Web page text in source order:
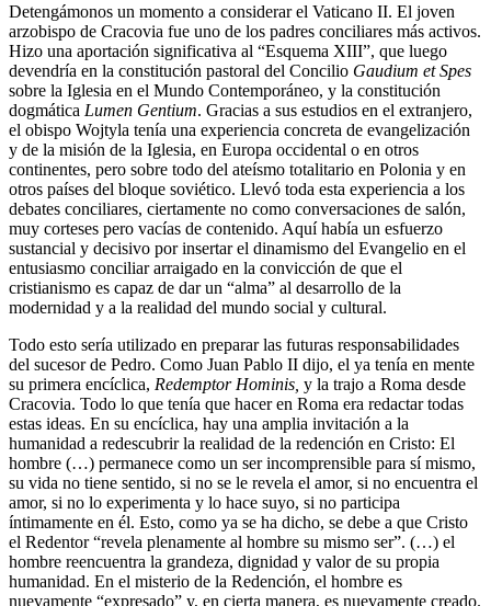
Detengámonos un momento a considerar el Vaticano II. El joven
arzobispo de Cracovia fue uno de los padres conciliares más activos.
Hizo una aportación significativa al “Esquema XIII”, que luego
devendría en la constitución pastoral del Concilio Gaudium et Spes
sobre la Iglesia en el Mundo Contemporáneo, y la constitución
dogmática Lumen Gentium. Gracias a sus estudios en el extranjero,
el obispo Wojtyla tenía una experiencia concreta de evangelización
y de la misión de la Iglesia, en Europa occidental o en otros
continentes, pero sobre todo del ateísmo totalitario en Polonia y en
otros países del bloque soviético. Llevó toda esta experiencia a los
debates conciliares, ciertamente no como conversaciones de salón,
muy corteses pero vacías de contenido. Aquí había un esfuerzo
sustancial y decisivo por insertar el dinamismo del Evangelio en el
entusiasmo conciliar arraigado en la convicción de que el
cristianismo es capaz de dar un “alma” al desarrollo de la
modernidad y a la realidad del mundo social y cultural.
Todo esto sería utilizado en preparar las futuras responsabilidades
del sucesor de Pedro. Como Juan Pablo II dijo, el ya tenía en mente
su primera encíclica, Redemptor Hominis, y la trajo a Roma desde
Cracovia. Todo lo que tenía que hacer en Roma era redactar todas
estas ideas. En su encíclica, hay una amplia invitación a la
humanidad a redescubrir la realidad de la redención en Cristo: El
hombre (…) permanece como un ser incomprensible para sí mismo,
su vida no tiene sentido, si no se le revela el amor, si no encuentra el
amor, si no lo experimenta y lo hace suyo, si no participa
íntimamente en él. Esto, como ya se ha dicho, se debe a que Cristo
el Redentor “revela plenamente al hombre su mismo ser”. (…) el
hombre reencuentra la grandeza, dignidad y valor de su propia
humanidad. En el misterio de la Redención, el hombre es
nuevamente “expresado” y, en cierta manera, es nuevamente creado.